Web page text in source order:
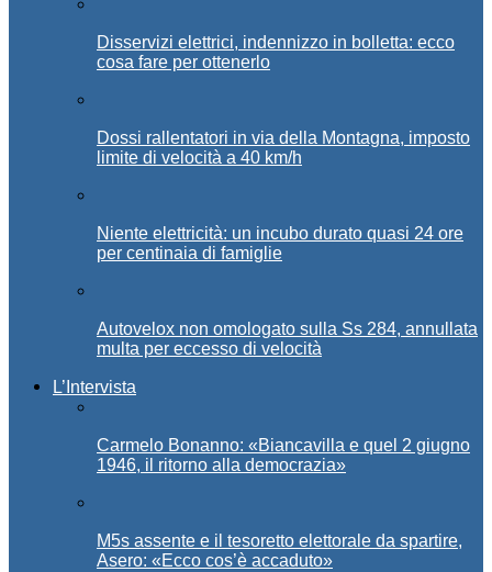
Disservizi elettrici, indennizzo in bolletta: ecco
cosa fare per ottenerlo
Dossi rallentatori in via della Montagna, imposto
limite di velocità a 40 km/h
Niente elettricità: un incubo durato quasi 24 ore
per centinaia di famiglie
Autovelox non omologato sulla Ss 284, annullata
multa per eccesso di velocità
L’Intervista
Carmelo Bonanno: «Biancavilla e quel 2 giugno
1946, il ritorno alla democrazia»
M5s assente e il tesoretto elettorale da spartire,
Asero: «Ecco cos’è accaduto»